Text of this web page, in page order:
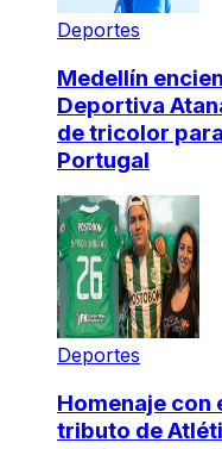
Deportes
Medellín
Deportiva
de tricolor
Portugal
Deportes
Homenaje con
tributo de